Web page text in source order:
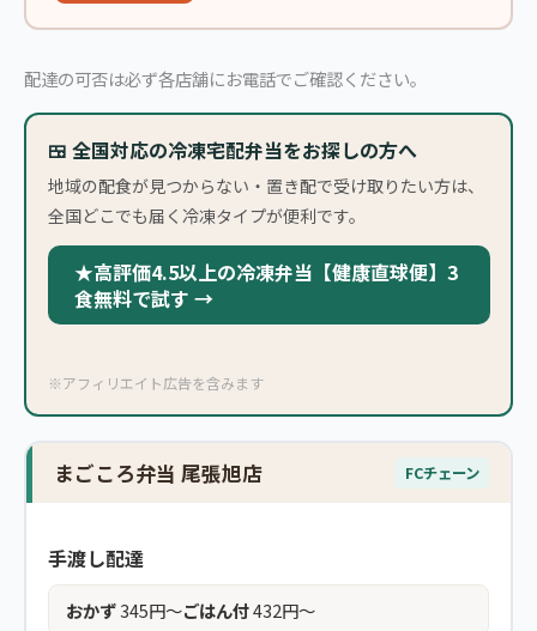
配達の可否は必ず各店舗にお電話でご確認ください。
🍱 全国対応の冷凍宅配弁当をお探しの方へ
地域の配食が見つからない・置き配で受け取りたい方は、
全国どこでも届く冷凍タイプが便利です。
★高評価4.5以上の冷凍弁当【健康直球便】3
食無料で試す →
※アフィリエイト広告を含みます
まごころ弁当 尾張旭店 FCチェーン
手渡し配達
おかず345円〜ごはん付432円〜